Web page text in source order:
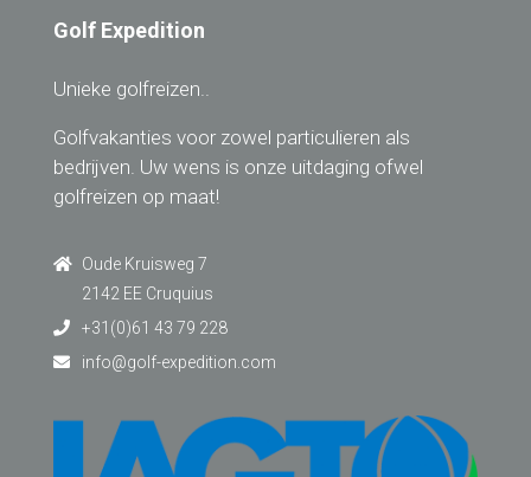
Golf Expedition
Unieke golfreizen..
Golfvakanties voor zowel particulieren als
bedrijven. Uw wens is onze uitdaging ofwel
golfreizen op maat!
Oude Kruisweg 7
2142 EE Cruquius
+31(0)61 43 79 228
info@golf-expedition.com